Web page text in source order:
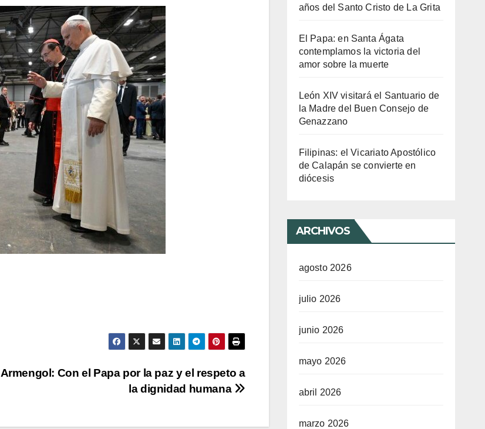
Armengol: Con el Papa por la paz y el respeto a
la dignidad humana
años del Santo Cristo de La Grita
El Papa: en Santa Ágata
contemplamos la victoria del
amor sobre la muerte
León XIV visitará el Santuario de
la Madre del Buen Consejo de
Genazzano
Filipinas: el Vicariato Apostólico
de Calapán se convierte en
diócesis
ARCHIVOS
agosto 2026
julio 2026
junio 2026
mayo 2026
abril 2026
marzo 2026